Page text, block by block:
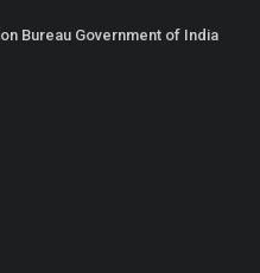
Bureau Government of India